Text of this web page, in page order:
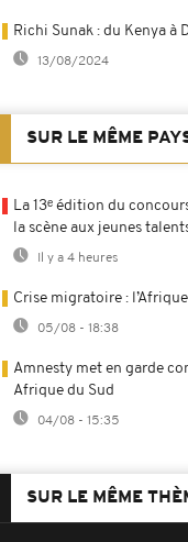
Richi Sunak : du Kenya à
13/08/2024
SUR LE MÊME
La 13ᵉ édition du
la scène aux jeunes
Il y a 4 heures
Crise migratoire :
05/08 - 18:38
Amnesty met en garde
Afrique du Sud
04/08 - 15:35
SUR LE MÊME